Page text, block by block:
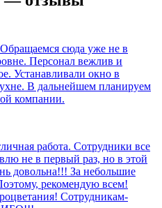
сюда уже не в
Персонал вежлив и
Устанавливали окно в
В дальнейшем планируем
компании.
работа. Сотрудники все
не в первый раз, но в этой
довольна!!! За небольшие
рекомендую всем!
Сотрудникам-